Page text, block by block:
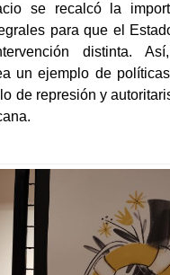
se recalcó la
para que el
distinta.
un ejemplo de
de represión y